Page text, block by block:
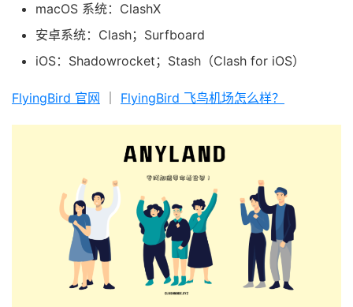
macOS 系统：ClashX
安卓系统：Clash；Surfboard
iOS：Shadowrocket；Stash（Clash for iOS）
FlyingBird 官网 FlyingBird 飞鸟机场怎么样？